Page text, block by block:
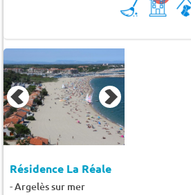
Résidence La Réale
-Argelès sur mer